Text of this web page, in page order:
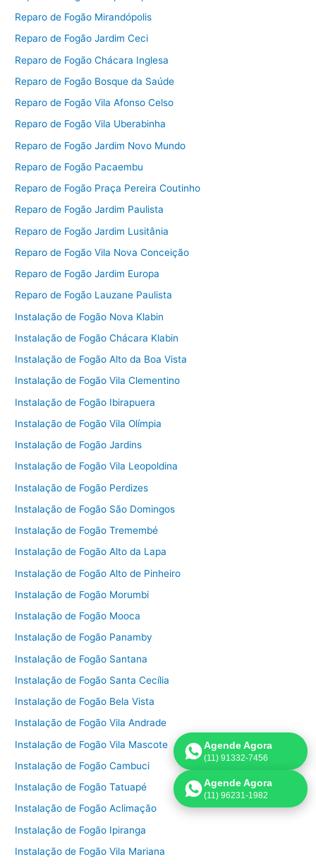
Reparo de Fogão Mirandópolis
Reparo de Fogão Jardim Ceci
Reparo de Fogão Chácara Inglesa
Reparo de Fogão Bosque da Saúde
Reparo de Fogão Vila Afonso Celso
Reparo de Fogão Vila Uberabinha
Reparo de Fogão Jardim Novo Mundo
Reparo de Fogão Pacaembu
Reparo de Fogão Praça Pereira Coutinho
Reparo de Fogão Jardim Paulista
Reparo de Fogão Jardim Lusitânia
Reparo de Fogão Vila Nova Conceição
Reparo de Fogão Jardim Europa
Reparo de Fogão Lauzane Paulista
Instalação de Fogão Nova Klabin
Instalação de Fogão Chácara Klabin
Instalação de Fogão Alto da Boa Vista
Instalação de Fogão Vila Clementino
Instalação de Fogão Ibirapuera
Instalação de Fogão Vila Olímpia
Instalação de Fogão Jardins
Instalação de Fogão Vila Leopoldina
Instalação de Fogão Perdizes
Instalação de Fogão São Domingos
Instalação de Fogão Tremembé
Instalação de Fogão Alto da Lapa
Instalação de Fogão Alto de Pinheiro
Instalação de Fogão Morumbi
Instalação de Fogão Mooca
Instalação de Fogão Panamby
Instalação de Fogão Santana
Instalação de Fogão Santa Cecília
Instalação de Fogão Bela Vista
Instalação de Fogão Vila Andrade
Instalação de Fogão Vila Mascote
Instalação de Fogão Cambuci
Instalação de Fogão Tatuapé
Instalação de Fogão Aclimação
Instalação de Fogão Ipiranga
Instalação de Fogão Vila Mariana
Agende Agora
(11) 91332-7456
Agende Agora
(11) 96231-1982